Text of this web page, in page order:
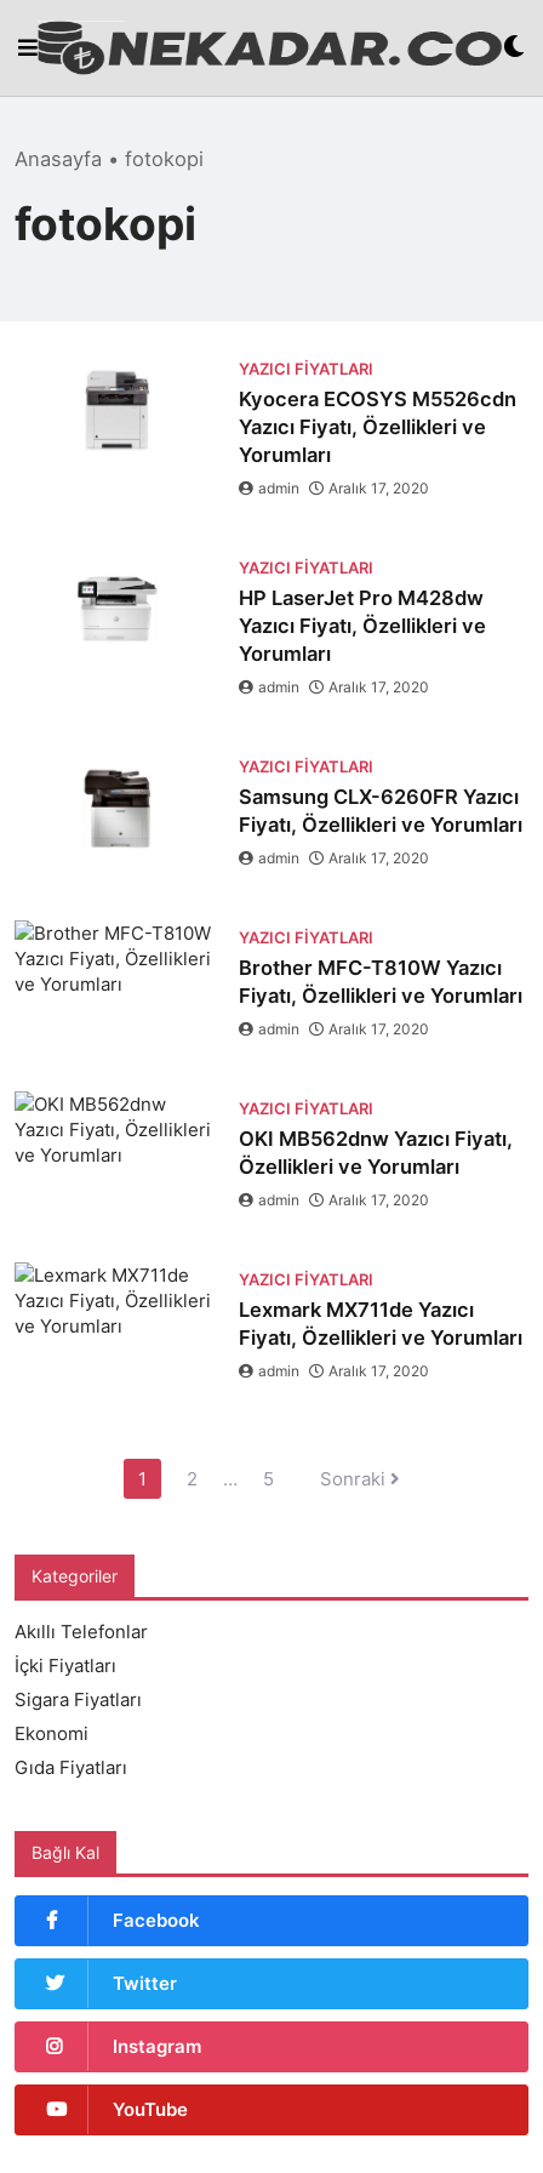
content
Anasayfa • fotokopi
fotokopi
YAZICI FIYATLARI
Kyocera ECOSYS M5526cdn
Yazıcı Fiyatı, Özellikleri ve
Yorumları
admin Aralık 17, 2020
YAZICI FIYATLARI
HP LaserJet Pro M428dw
Yazıcı Fiyatı, Özellikleri ve
Yorumları
admin Aralık 17, 2020
YAZICI FIYATLARI
Samsung CLX-6260FR Yazıcı
Fiyatı, Özellikleri ve Yorumları
admin Aralık 17, 2020
YAZICI FIYATLARI
Brother MFC-T810W Yazıcı
Fiyatı, Özellikleri ve Yorumları
admin Aralık 17, 2020
YAZICI FIYATLARI
OKI MB562dnw Yazıcı Fiyatı,
Özellikleri ve Yorumları
admin Aralık 17, 2020
YAZICI FIYATLARI
Lexmark MX711de Yazıcı
Fiyatı, Özellikleri ve Yorumları
admin Aralık 17, 2020
sayfalandırması
1 2 … 5 Sonraki
Kategoriler
Akıllı Telefonlar
İçki Fiyatları
Sigara Fiyatları
Ekonomi
Gıda Fiyatları
Bağlı Kal
Facebook
Twitter
Instagram
YouTube